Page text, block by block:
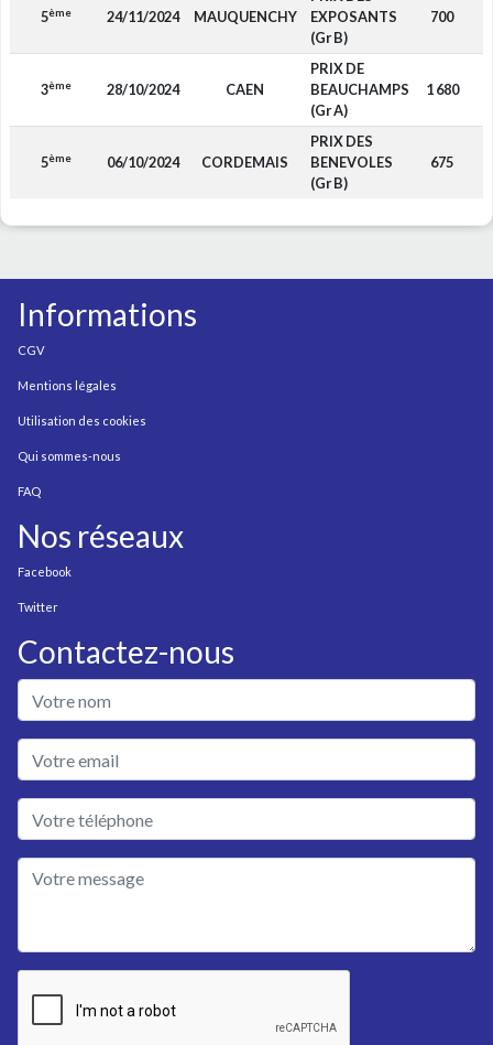
5ème 24/11/2024 MAUQUENCHY
EXPOSANTS
(Gr B)
700
3ème 28/10/2024 CAEN
PRIX DE
BEAUCHAMPS
(Gr A)
1 680
5ème 06/10/2024 CORDEMAIS
PRIX DES
BENEVOLES
(Gr B)
675
Informations
CGV
Mentions légales
Utilisation des cookies
Qui sommes-nous
FAQ
Nos réseaux
Facebook
Twitter
Contactez-nous